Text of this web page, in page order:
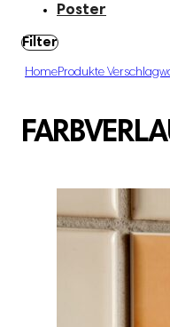
Poster
Filter
HomeProdukte